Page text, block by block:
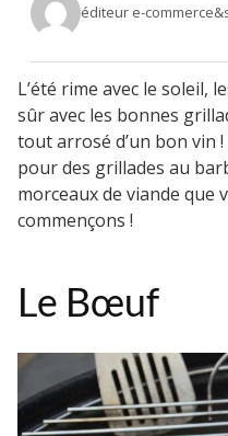
éditeur e-
L’été rime avec le soleil,
sûr avec les bonnes
tout arrosé d’un bon vin
pour des grillades au
morceaux de viande que
commençons !
Le Bœuf